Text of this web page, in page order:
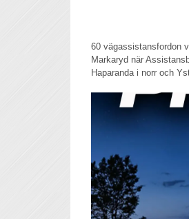
60 vägassistansfordon
Markaryd när
Haparanda i norr och